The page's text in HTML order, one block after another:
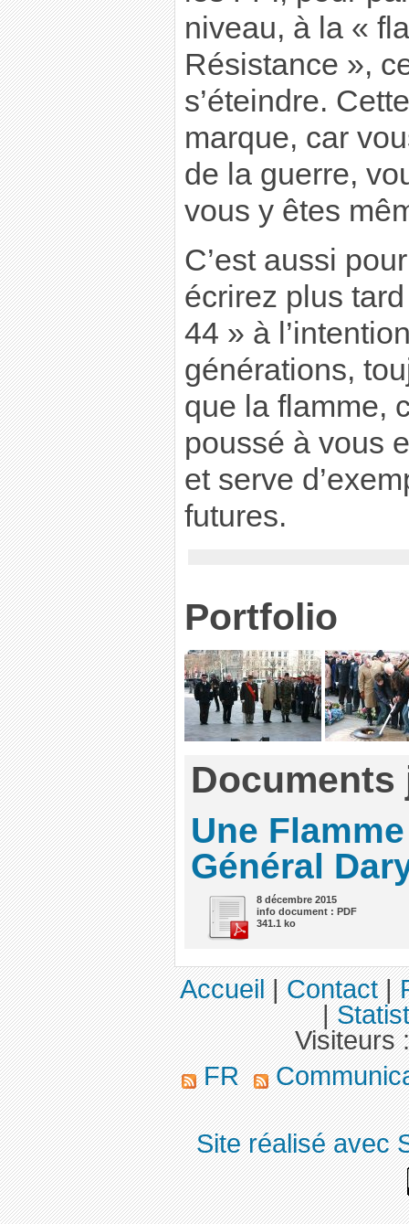
niveau, à la «
Résistance »,
s’éteindre.
marque, car
de la guerre,
vous y êtes
C’est aussi
écrirez plus
44 » à
générations,
que la flamme,
poussé à vous
et serve
futures.
Portfolio
Documents
Une
Général
8 décembre 2015
info document : PDF
341.1 ko
Accueil|Contact|
|
Visiteurs
FR
Site réalisé avec